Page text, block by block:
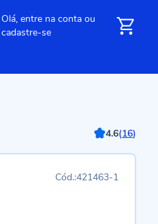
Olá, entre na conta ou
cadastre-se
4.6(16)
421463-1